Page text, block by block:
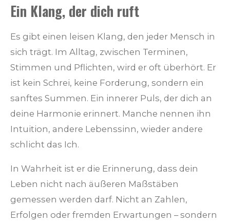
Ein Klang, der dich ruft
Es gibt einen leisen Klang, den jeder Mensch in
sich trägt. Im Alltag, zwischen Terminen,
Stimmen und Pflichten, wird er oft überhört. Er
ist kein Schrei, keine Forderung, sondern ein
sanftes Summen. Ein innerer Puls, der dich an
deine Harmonie erinnert. Manche nennen ihn
Intuition, andere Lebenssinn, wieder andere
schlicht das Ich.
In Wahrheit ist er die Erinnerung, dass dein
Leben nicht nach äußeren Maßstäben
gemessen werden darf. Nicht an Zahlen,
Erfolgen oder fremden Erwartungen – sondern